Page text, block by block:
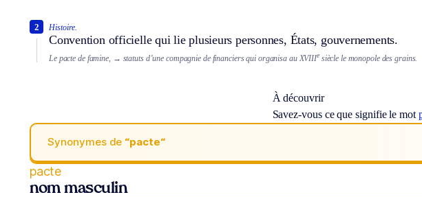
Histoire.
Convention officielle qui lie plusieurs personnes, États, gouvernements.
2
Le pacte de famine, → statuts d’une compagnie de financiers qui organisa au XVIIIesiècle le monopole des grains.
À découvrir
Savez-vous ce que signifie le mot
Synonymes de “pacte“
pacte
nom masculin